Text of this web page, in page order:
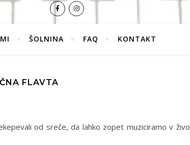
ŠOLNINA FAQ KONTAKT
FLAVTA
od sreče, da lahko zopet muziciramo v živo